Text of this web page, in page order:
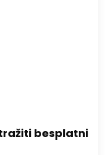
besplatni